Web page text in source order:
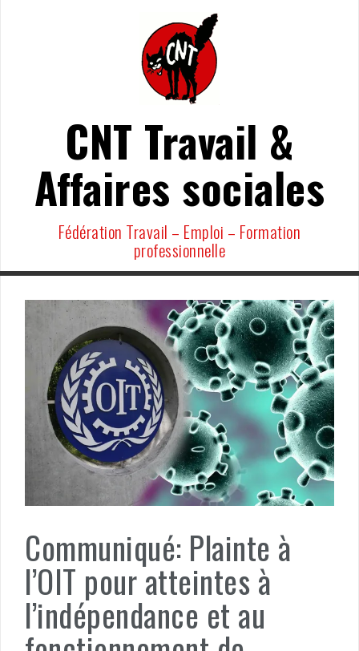
CNT Travail &
Affaires sociales
Fédération Travail – Emploi – Formation
professionnelle
Communiqué: Plainte à
l’OIT pour atteintes à
l’indépendance et au